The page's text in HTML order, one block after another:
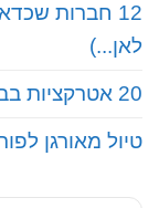
12 חברות
לאן...)
20 אטרקציות בברצלונה + מועדונים וחיי לילה
טיול מאורגן